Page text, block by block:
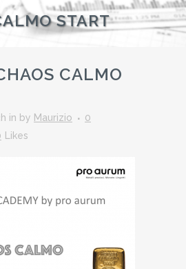
START
CALMO
in by Maurizio
0
Likes